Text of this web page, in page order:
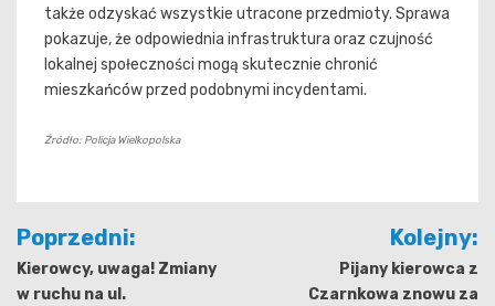
także odzyskać wszystkie utracone przedmioty. Sprawa
pokazuje, że odpowiednia infrastruktura oraz czujność
lokalnej społeczności mogą skutecznie chronić
mieszkańców przed podobnymi incydentami.
Źródło: Policja Wielkopolska
Nawigacja
wpisu
Poprzedni:
Kierowcy, uwaga! Zmiany
w ruchu na ul.
Kolejny:
Pijany kierowca z
Czarnkowa znowu za